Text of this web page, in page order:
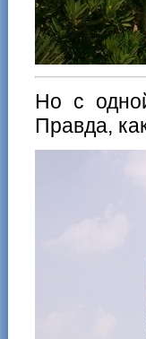
Но с
Правда,